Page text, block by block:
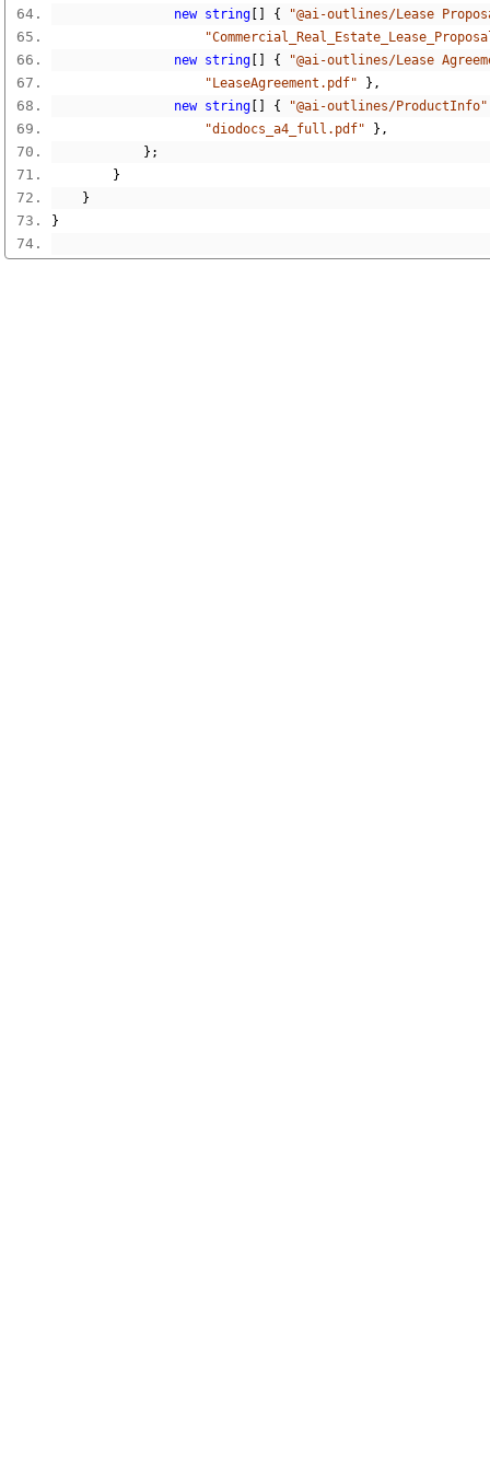
new string {
"@ai-outlines/Lease
new string {
"@ai-outlines/Lease
"LeaseAgreement.pdf"
},
new string { "@ai-outlines/ProductInfo"
"diodocs_a4_full.pdf"
},
};
}
}
}